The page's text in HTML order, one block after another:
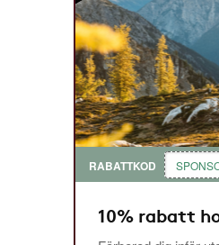
RABATTKOD
10% rabatt